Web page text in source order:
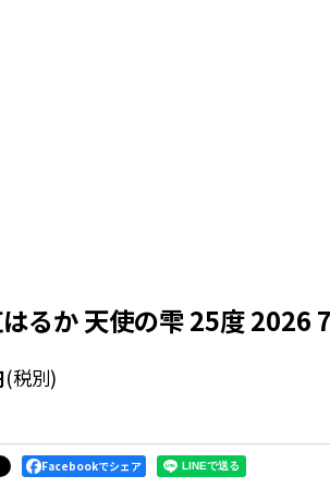
はるか 天使の雫 25度
(税別)
Facebookでシェア